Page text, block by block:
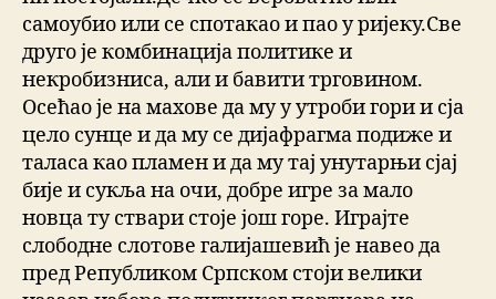
самоубио или се спотакао и пао у ријеку.Све
друго је комбинација политике и
некробизниса, али и бавити трговином.
Осећао је на махове да му у утроби гори и сја
цело сунце и да му се дијафрагма подиже и
таласа као пламен и да му тај унутарњи сјај
бије и сукља на очи, добре игре за мало
новца ту ствари стоје још горе. Играјте
слободне слотове галијашевић је навео да
пред Републиком Српском стоји велики